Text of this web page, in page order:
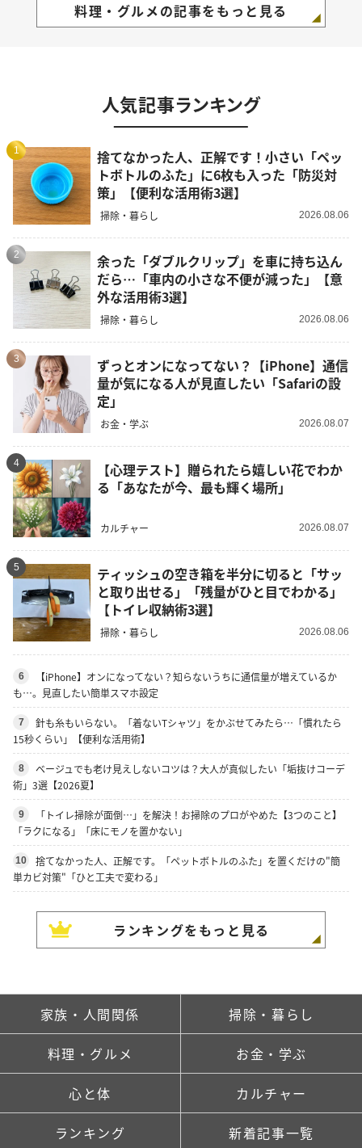
料理・グルメの記事をもっと見る
人気記事ランキング
1
捨てなかった人、正解です！小さい「ペッ
トボトルのふた」に6枚も入った「防災対
策」【便利な活用術3選】
掃除・暮らし 2026.08.06
2
余った「ダブルクリップ」を車に持ち込ん
だら…「車内の小さな不便が減った」【意
外な活用術3選】
掃除・暮らし 2026.08.06
3
ずっとオンになってない？【iPhone】通信
量が気になる人が見直したい「Safariの設
定」
お金・学ぶ 2026.08.07
4
【心理テスト】贈られたら嬉しい花でわか
る「あなたが今、最も輝く場所」
カルチャー 2026.08.07
5
ティッシュの空き箱を半分に切ると「サッ
と取り出せる」「残量がひと目でわかる」
【トイレ収納術3選】
掃除・暮らし 2026.08.06
6
【iPhone】オンになってない？知らないうちに通信量が増えているか
も…。見直したい簡単スマホ設定
7
針も糸もいらない。「着ないTシャツ」をかぶせてみたら…「慣れたら
15秒くらい」【便利な活用術】
8
ベージュでも老け見えしないコツは？大人が真似したい「垢抜けコーデ
術」3選【2026夏】
9
「トイレ掃除が面倒…」を解決！お掃除のプロがやめた【3つのこと】
「ラクになる」「床にモノを置かない」
10
捨てなかった人、正解です。「ペットボトルのふた」を置くだけの"簡
単カビ対策"「ひと工夫で変わる」
ランキングをもっと見る
家族・人間関係 掃除・暮らし
料理・グルメ お金・学ぶ
心と体 カルチャー
ランキング 新着記事一覧